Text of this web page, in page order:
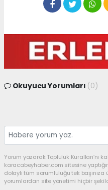
Okuyucu Yorumları (0)
Yorum yazarak Topluluk Kuralları’nı
karacabeyhaber.com sitesine
dolaylı tüm sorumluluğu tek
yorumlardan site yönetimi hiçbir